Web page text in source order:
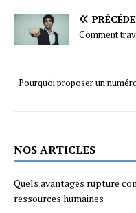
Comment
Pourquoi proposer un
NOS ARTICLES
Quels avantages rupture
ressources humaines